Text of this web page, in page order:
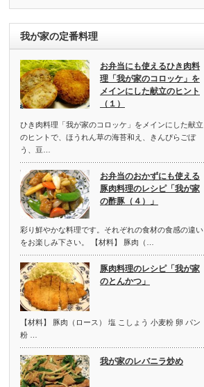
我が家の定番料理
お弁当にも使えるひき肉料
理「我が家のコロッケ」を
メインにした献立のヒント
（１）
ひき肉料理「我が家のコロッケ」をメインにした献立
のヒントで、ほうれん草の海苔和え、きんぴらごぼ
う、豆…
お弁当のおかずにも使える
豚肉料理のレシピ「我が家
の酢豚（４）」
彩り鮮やかな料理です。それぞれの食材の食感の違い
をお楽しみ下さい。 【材料】 豚肉（…
豚肉料理のレシピ「我が家
のとんかつ」
【材料】 豚肉（ロース） 塩 こしょう 小麦粉 卵 パン
粉 …
我が家のレバニラ炒め